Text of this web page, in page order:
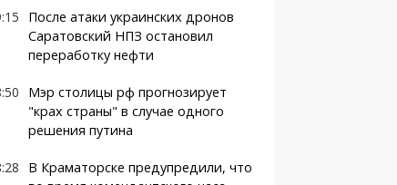
После атаки украинских дронов
Саратовский НПЗ остановил
переработку нефти
Мэр столицы рф прогнозирует
"крах страны" в случае одного
решения путина
В Краматорске предупредили, что